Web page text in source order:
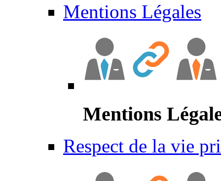
Mentions Légales
Mentions
Respect de la vie